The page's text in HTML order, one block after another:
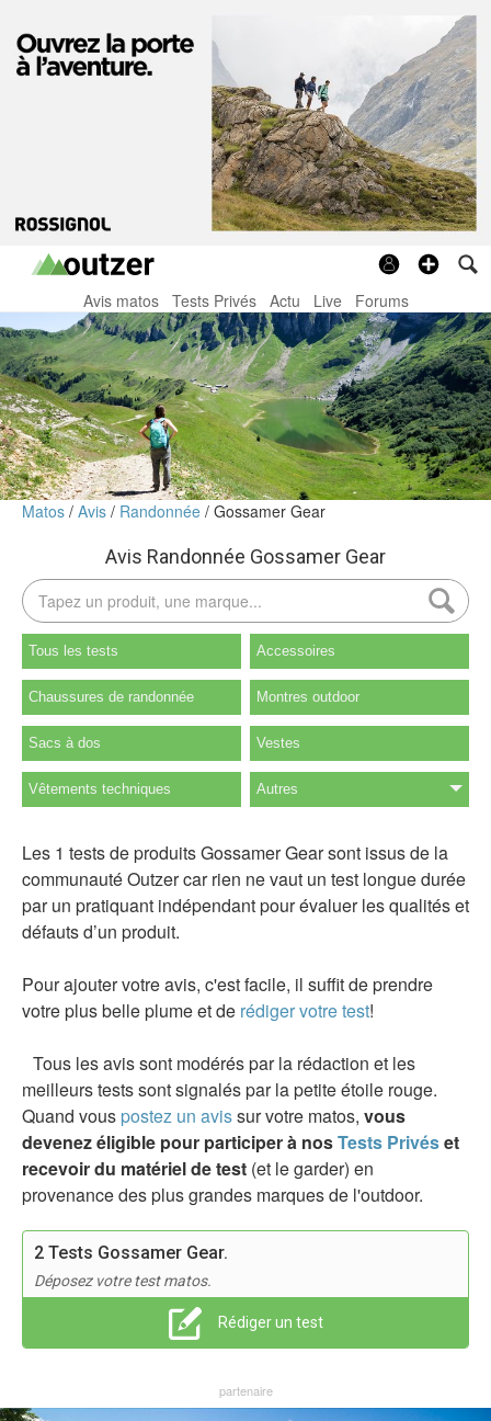
Avis matos Tests Privés Actu Live Forums
Matos Avis Randonnée Gossamer Gear
Avis Randonnée Gossamer Gear
Tous les tests Accessoires
Chaussures de randonnée Montres outdoor
Sacs à dos Vestes
Vêtements techniques Autres
Les 1 tests de produits Gossamer Gear sont issus de la
communauté Outzer car rien ne vaut un test longue durée
par un pratiquant indépendant pour évaluer les qualités et
défauts d’un produit.
Pour ajouter votre avis, c'est facile, il suffit de prendre
votre plus belle plume et de rédiger votre test!
Tous les avis sont modérés par la rédaction et les
meilleurs tests sont signalés par la petite étoile rouge.
Quand vous postez un avissur votre matos, vous
devenez éligible pour participer à nosTests Privéset
recevoir du matériel de test (et le garder) en
provenance des plus grandes marques de l'outdoor.
2 Tests Gossamer Gear.
Déposez votre test matos.
Rédiger un test